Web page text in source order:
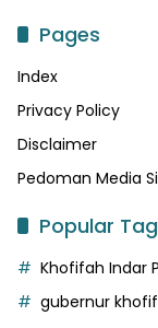
Pages
Index
Privacy Policy
Disclaimer
Pedoman Media
Popular
Khofifah Indar
gubernur